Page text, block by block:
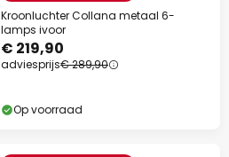
Kroonluchter Collana metaal 6-
lamps ivoor
€ 219,90
adviesprijs€ 289,90
Op voorraad